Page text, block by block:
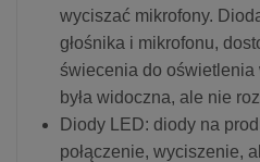
wyciszać mikrofony.
głośnika i mikrofonu,
świecenia do
była widoczna, ale nie
Diody LED: diody na
połączenie, wyciszenie,